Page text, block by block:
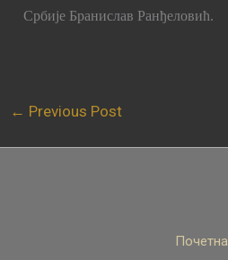
Србије Бранислав Ранђеловић.
← Previous Post
Почетна